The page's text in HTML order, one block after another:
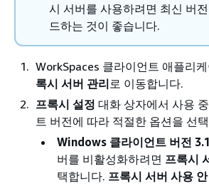
시 서버를 사용하려면 최신 버
드하는 것이 좋습니다.
WorkSpaces 클라이언트 애플리
록시 서버 관리 로 이동합니다.
프록시 설정 대화 상자에서 사용
트 버전에 따라 적절한 옵션을 선
Windows 클라이언트 버전
버를 비활성화하려면 프록시
택합니다. 프록시 서버 사용